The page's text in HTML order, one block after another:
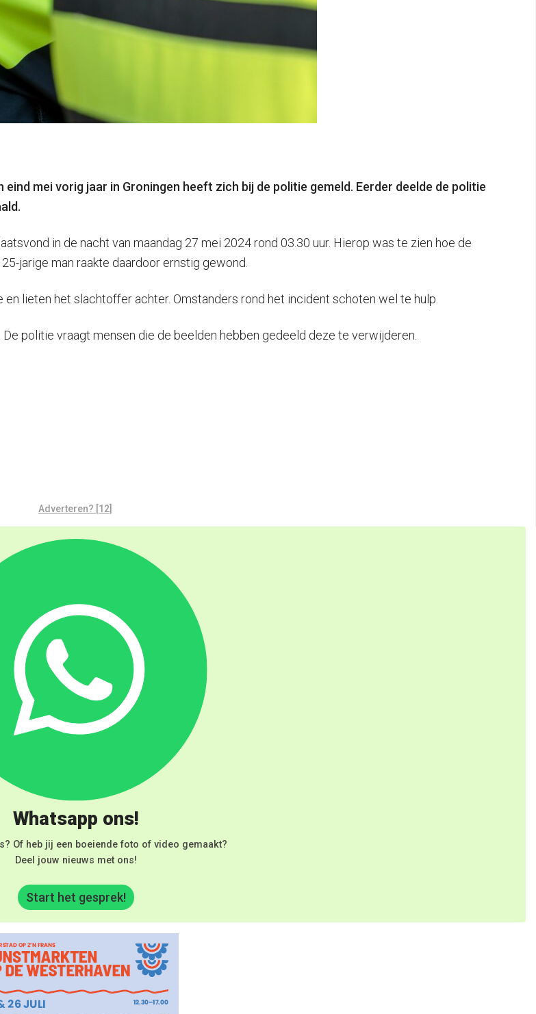
mei vorig jaar in Groningen heeft zich bij de politie gemeld. Eerder deelde de politie
in de nacht van maandag 27 mei 2024 rond 03.30 uur. Hierop was te zien hoe de
jarige man raakte daardoor ernstig gewond.
lieten het slachtoffer achter. Omstanders rond het incident schoten wel te hulp.
politie vraagt mensen die de beelden hebben gedeeld deze te verwijderen.
Adverteren? [12]
Whatsapp ons!
Of heb jij een boeiende foto of video gemaakt?
Deel jouw nieuws met ons!
Start het gesprek!